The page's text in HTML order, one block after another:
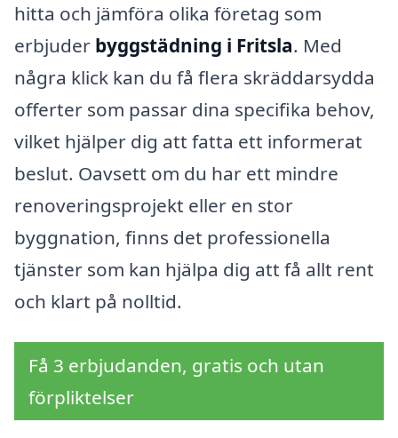
hitta och jämföra olika företag som
erbjuder byggstädning i Fritsla. Med
några klick kan du få flera skräddarsydda
offerter som passar dina specifika behov,
vilket hjälper dig att fatta ett informerat
beslut. Oavsett om du har ett mindre
renoveringsprojekt eller en stor
byggnation, finns det professionella
tjänster som kan hjälpa dig att få allt rent
och klart på nolltid.
Få 3 erbjudanden, gratis och utan
förpliktelser